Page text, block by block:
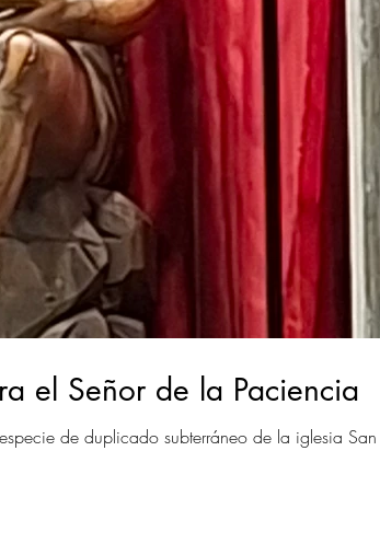
el Señor de la Paciencia
de duplicado subterráneo de la iglesia San